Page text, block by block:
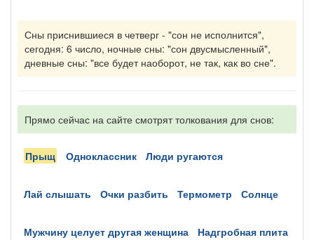
Сны приснившиеся в четверг - "сон не исполнится",
сегодня: 6 число, ночные сны: "сон двусмысленный",
дневные сны: "все будет наоборот, не так, как во сне".
Прямо сейчас на сайте смотрят толкования для снов:
прыщ одноклассник люди ругаются
лай слышать очки разбить термометр солнце
мужчину целует другая женщина надгробная плита